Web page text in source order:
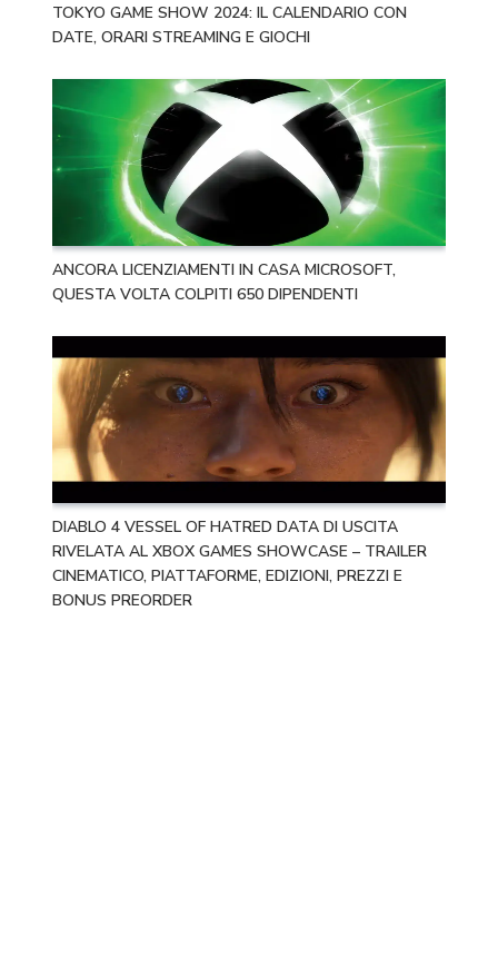
TOKYO GAME SHOW 2024: IL CALENDARIO CON
DATE, ORARI STREAMING E GIOCHI
ANCORA LICENZIAMENTI IN CASA MICROSOFT,
QUESTA VOLTA COLPITI 650 DIPENDENTI
DIABLO 4 VESSEL OF HATRED DATA DI USCITA
RIVELATA AL XBOX GAMES SHOWCASE – TRAILER
CINEMATICO, PIATTAFORME, EDIZIONI, PREZZI E
BONUS PREORDER